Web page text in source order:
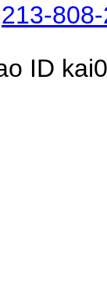
213-
ID